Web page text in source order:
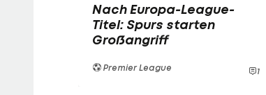
Nach Europa-League-
Titel: Spurs starten
Großangriff
Premier League 1